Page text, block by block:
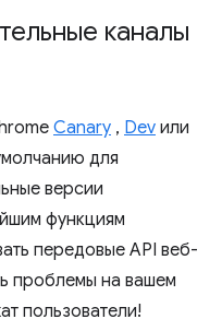
каналы
Canary , Dev или
для
версии
функциям
передовые API веб-
проблемы на вашем
пользователи!